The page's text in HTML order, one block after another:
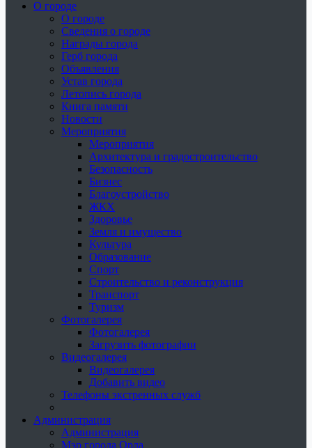
О городе
О городе
Сведения о городе
Награды города
Герб города
Объявления
Устав города
Летопись города
Книга памяти
Новости
Мероприятия
Мероприятия
Архитектура и градостроительство
Безопасность
Бизнес
Благоустройство
ЖКХ
Здоровье
Земля и имущество
Культура
Образование
Спорт
Строительство и реконструкция
Транспорт
Туризм
Фотогалерея
Фотогалерея
Загрузить фотографии
Видеогалерея
Видеогалерея
Добавить видео
Телефоны экстренных служб
Администрация
Администрация
Мэр города Орла